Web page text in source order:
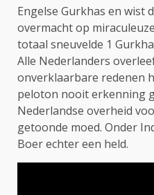
Engelse Gurkhas en wist
overmacht op
totaal sneuvelde 1
Alle Nederlanders
onverklaarbare redenen
peloton nooit erkenning
Nederlandse overheid
getoonde moed. Onder
Boer echter een held.